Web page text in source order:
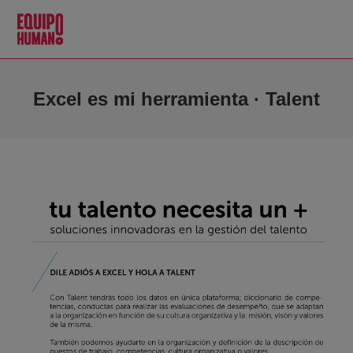
Excel es mi herramienta · Talent